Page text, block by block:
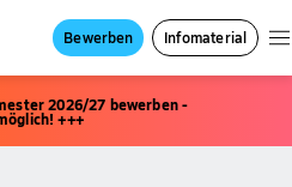
Bewerben Infomaterial
2026/27 bewerben -
+++